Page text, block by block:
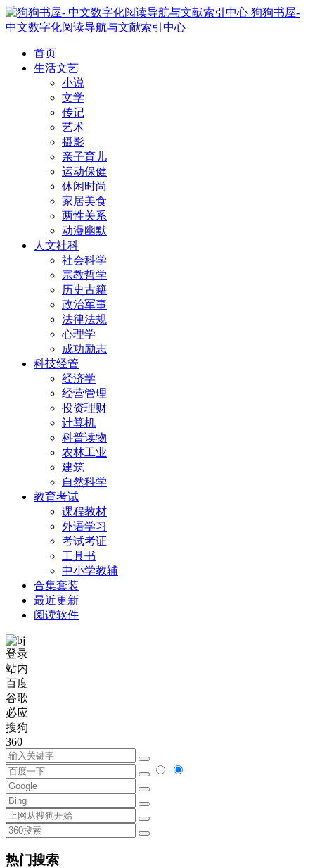
狗狗书屋-
中文数字化阅读导航与文献索引中心
首页
生活文艺
小说
文学
传记
艺术
摄影
亲子育儿
运动保健
休闲时尚
家居美食
两性关系
动漫幽默
人文社科
社会科学
宗教哲学
历史古籍
政治军事
法律法规
心理学
成功励志
科技经管
经济学
经营管理
投资理财
计算机
科普读物
农林工业
建筑
自然科学
教育考试
课程教材
外语学习
考试考证
工具书
中小学教辅
合集套装
最近更新
阅读软件
登录
站内
百度
谷歌
必应
搜狗
360
热门搜索